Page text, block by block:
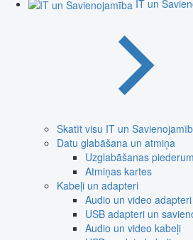
IT un
Skatīt visu IT un
Datu glabāšana un atmiņa
Uzglabāšanas
Atmiņas kartes
Kabeļi un adapteri
Audio un video adapteri
USB adapteri un
Audio un video kabeļi